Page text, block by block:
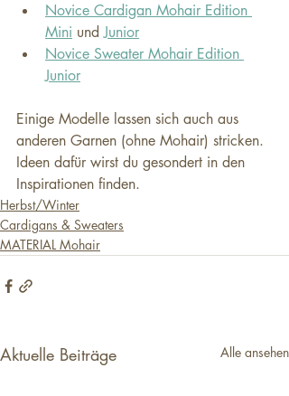
Novice Cardigan Mohair Edition
Mini und Junior
Novice Sweater Mohair Edition
Junior
Einige Modelle lassen sich auch aus
anderen Garnen (ohne Mohair) stricken.
Ideen dafür wirst du gesondert in den
Inspirationen finden.
Herbst/Winter
Cardigans & Sweaters
MATERIAL Mohair
Aktuelle Beiträge Alle ansehen